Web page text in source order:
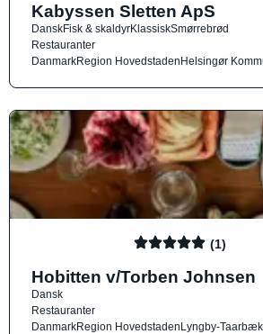
Kabyssen Sletten ApS
DanskFisk & skaldyrKlassiskSmørrebrød
Restauranter
DanmarkRegion HovedstadenHelsingør
(1)
Hobitten v/Torben Johnsen
Dansk
Restauranter
DanmarkRegion HovedstadenLyngby-